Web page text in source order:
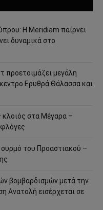
Η Meridiam παίρνει
δυναμικά στο
προετοιμάζει μεγάλη
Ερυθρά Θάλασσα και
κλοιός στα Μέγαρα –
του Προαστιακού –
βομβαρδισμών μετά την
Ανατολή εισέρχεται σε